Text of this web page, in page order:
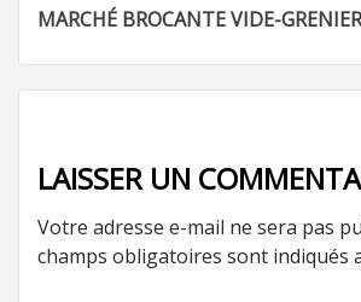
d’article
MARCHÉ BROCANTE VIDE-
LAISSER UN
Votre adresse e-mail ne sera pas
champs obligatoires sont indiqués